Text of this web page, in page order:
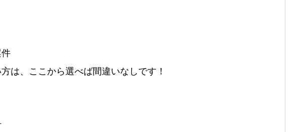
は、ここから選べば間違いなしです！